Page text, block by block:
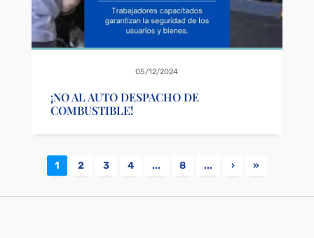
05/12/2024
¡NO AL AUTO DESPACHO DE
COMBUSTIBLE!
1 2 3 4 ... 8 ... › »